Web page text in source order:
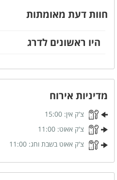
עצי נוי
מפרט הצימר
אינטרנט אלחוטי (WI-FI)
פינת ישיבה
ספה נפתחת
קהל יעד
מתאים לאירועים
חוות דעת מאומתות
היו ראשונים לדרג
מדיניות אירוח
צ'ק אין: 15:00
צ'ק אאוט: 11:00
צ'ק אאוט בשבת וחג: 11:00